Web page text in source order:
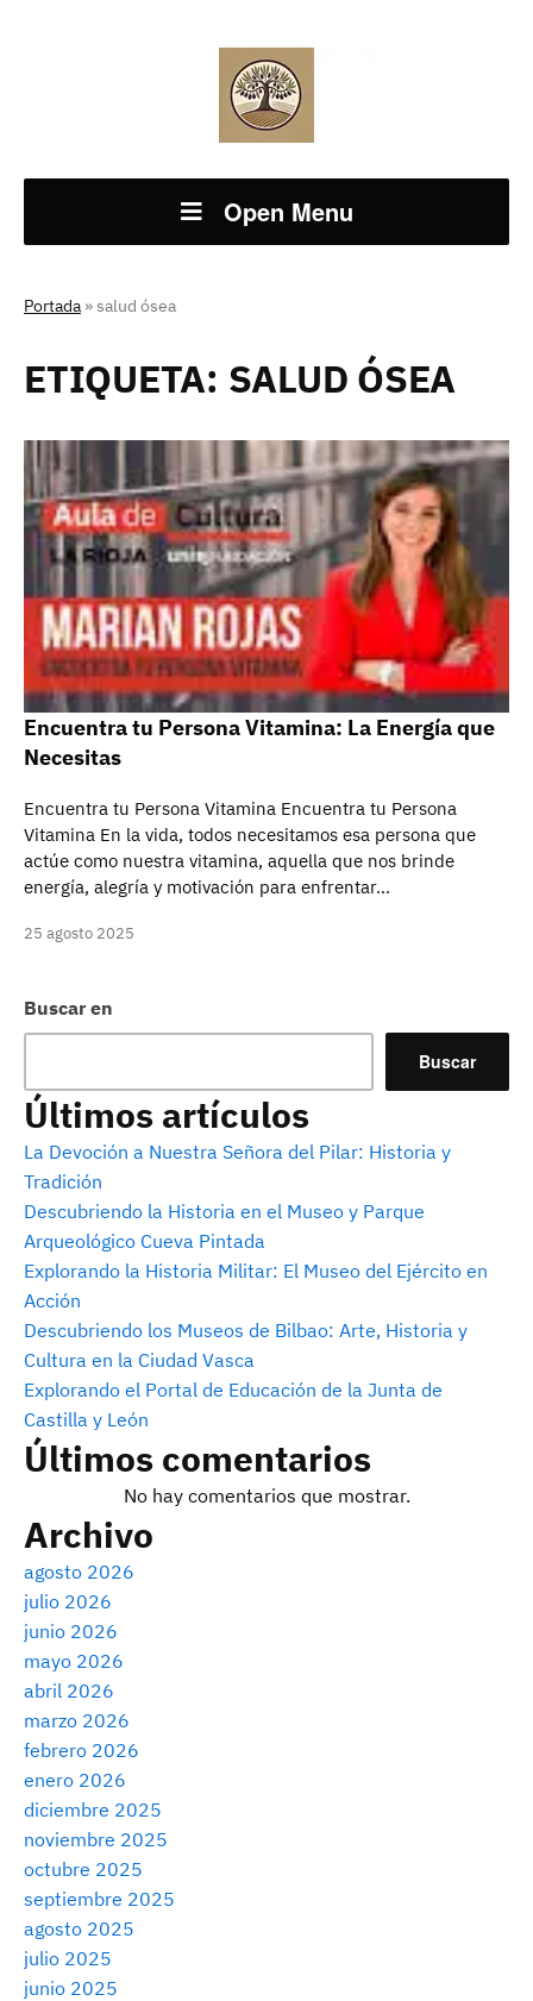
Open Menu
Portada »salud ósea
Buscar en
Buscar
Últimos artículos
La Devoción a Nuestra Señora del Pilar: Historia y
Tradición
Descubriendo la Historia en el Museo y Parque
Arqueológico Cueva Pintada
Explorando la Historia Militar: El Museo del Ejército en
Acción
Descubriendo los Museos de Bilbao: Arte, Historia y
Cultura en la Ciudad Vasca
Explorando el Portal de Educación de la Junta de
Castilla y León
Últimos comentarios
No hay comentarios que mostrar.
Archivo
agosto 2026
julio 2026
junio 2026
mayo 2026
abril 2026
marzo 2026
febrero 2026
enero 2026
diciembre 2025
noviembre 2025
octubre 2025
septiembre 2025
agosto 2025
julio 2025
junio 2025
ETIQUETA: SALUD ÓSEA
Encuentra tu Persona Vitamina: La Energía que
Necesitas
Encuentra tu Persona Vitamina Encuentra tu Persona
Vitamina En la vida, todos necesitamos esa persona que
actúe como nuestra vitamina, aquella que nos brinde
energía, alegría y motivación para enfrentar…
25 agosto 2025